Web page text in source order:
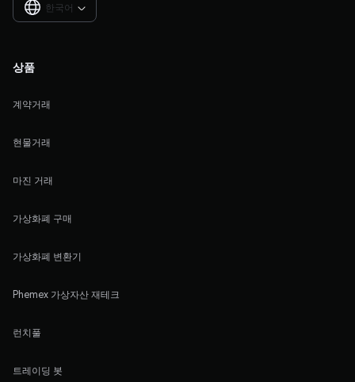
한국어 
상품
계약거래
현물거래
마진 거래
가상화폐 구매
가상화폐 변환기
Phemex 가상자산 재테크
런치풀
트레이딩 봇